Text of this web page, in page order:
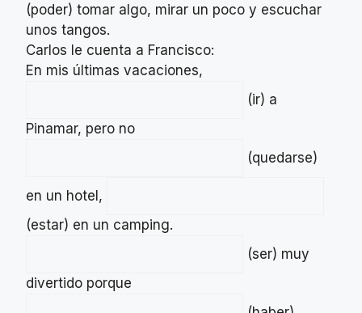
(poder) tomar algo, mirar un poco y escuchar
unos tangos.
Carlos le cuenta a Francisco:
En mis últimas vacaciones,
(ir) a
Pinamar, pero no
(quedarse)
en un hotel,
(estar) en un camping.
(ser) muy
divertido porque